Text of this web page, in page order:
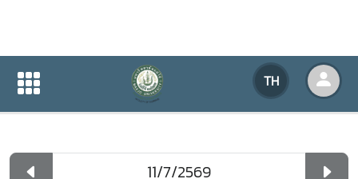
TH
ปฏิทินกิจกรรมของหน่วยงาน
ปฏิทินกิจกรรมของหน่วยงาน